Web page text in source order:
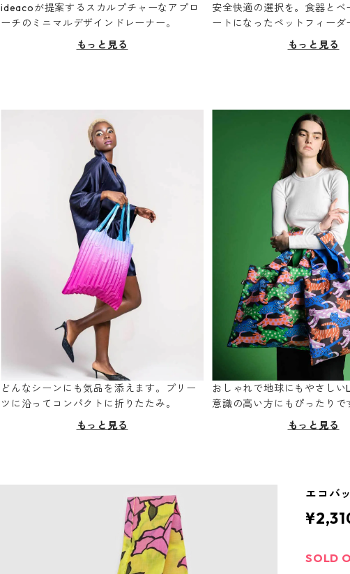
ideacoが提案するスカルプチャーなアプロ
ーチのミニマルデザインドレーナー。
もっと見る
安全快適の選択を。食器とベ
ートになったペットフィーダ
もっと見る
どんなシーンにも気品を添えます。プリー
ツに沿ってコンパクトに折りたたみ。
もっと見る
おしゃれで地球にもやさしい
意識の高い方にもぴったりで
もっと見る
エコバ
SOLD